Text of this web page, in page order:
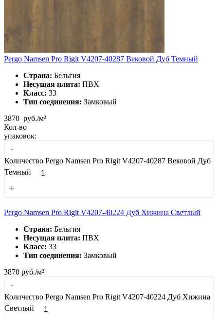
Pergo Namsen Pro Rigit V4207-40287 Вековой Дуб Темный
Страна: Бельгия
Несущая плита: ПВХ
Класс: 33
Тип соединения: Замковый
3870 руб./м²
Кол-во
упаковок:
-
Количество Pergo Namsen Pro Rigit V4207-40287 Вековой Дуб
Темный
+
Pergo Namsen Pro Rigit V4207-40224 Дуб Хижина Светлый
Страна: Бельгия
Несущая плита: ПВХ
Класс: 33
Тип соединения: Замковый
3870 руб./м²
-
Количество Pergo Namsen Pro Rigit V4207-40224 Дуб Хижина
Светлый